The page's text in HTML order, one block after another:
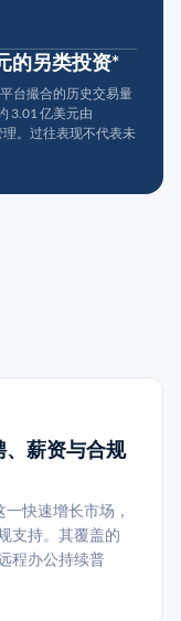
的另类投资*
台撮合的历史交易量
3.01 亿美元由
。过往表现不代表未
、薪资与合规
快速增长市场，
支持。其覆盖的
程办公持续普